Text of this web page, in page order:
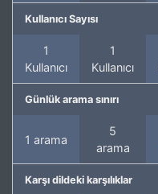
Kullanıcı Sayısı
1
Kullanıcı
1
Kullanıcı
Günlük arama sınırı
1 arama
5
arama
Karşı dildeki karşılıklar